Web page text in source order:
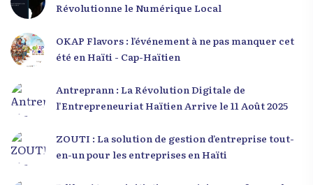
Révolutionne le Numérique Local
OKAP Flavors : l’événement à ne pas manquer cet
été en Haïti - Cap-Haïtien
Antreprann : La Révolution Digitale de
l’Entrepreneuriat Haïtien Arrive le 11 Août 2025
ZOUTI : La solution de gestion d’entreprise tout-
en-un pour les entreprises en Haïti